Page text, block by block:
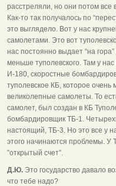
расстреляли, но они потом
Как-то так получалось по
это выглядело. Вот у нас
самолетами. Это вот
нас постоянно выдает “на
меньше туполевского. Там у
И-180, скоростные
туполевское КБ, которое
великолепные самолеты. То
самолет, был создан в КБ
бомбардировщик ТБ-1.
настоящий, ТБ-3. Но это все у
этого начинаются проблемы. У
”открытый счет”.
Д.Ю. Это государство давало
что тебе надо?